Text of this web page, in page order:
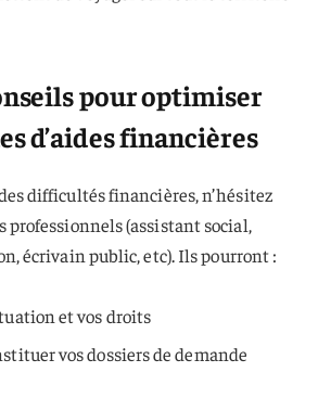
pour optimiser
d’aides financières
difficultés financières, n’hésitez
professionnels (assistant social,
écrivain public, etc). Ils pourront :
et vos droits
vos dossiers de demande